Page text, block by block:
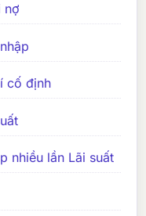
nợ
cố định
nhiều lần Lãi suất